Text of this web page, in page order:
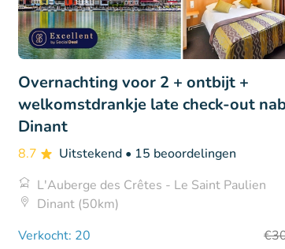
Overnachting voor 2 + ontbijt +
welkomstdrankje late check-out
Dinant
8.7 Uitstekend • 15 beoordelingen
L'Auberge des Crêtes - Le Saint Paulien
Dinant (50km)
Verkocht: 20